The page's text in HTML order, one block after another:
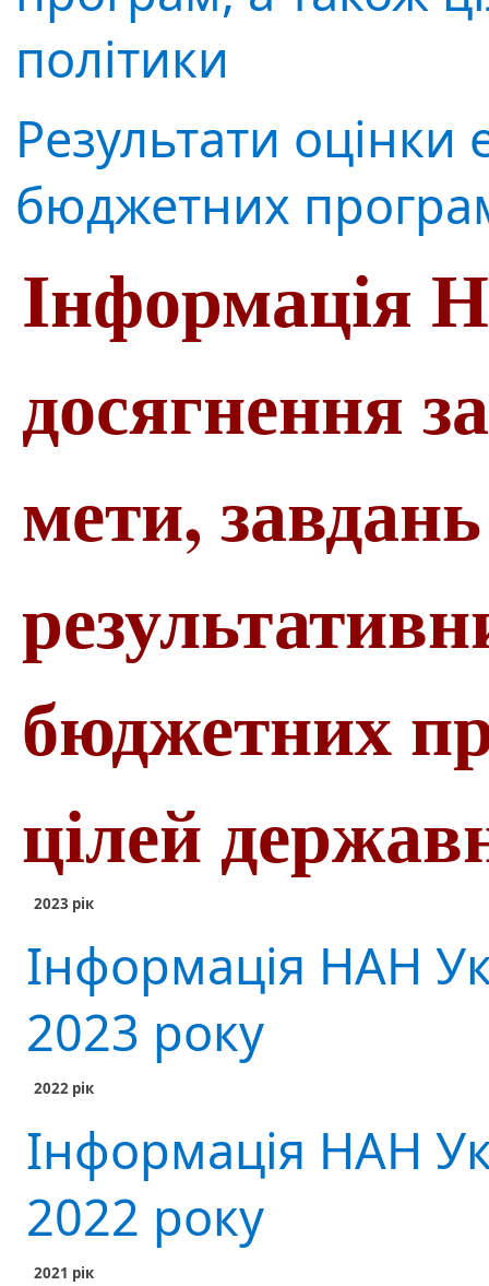
політики
Результати оцінки
бюджетних
Інформація
досягнення
мети,
бюджетних
цілей
2023 рік
Інформація НАН
2023 року
2022 рік
Інформація НАН
2022 року
2021 рік